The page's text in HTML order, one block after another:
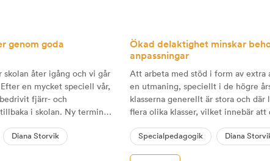
genom goda
skolan åter igång och vi går
en mycket speciell vår,
fjärr- och
i skolan. Ny termin
Diana Storvik
Ökad delaktighet minskar
anpassningar
Att arbeta med stöd i form av extra
en utmaning, speciellt i de högre
klasserna generellt är stora och där
flera olika klasser, vilket innebär
Specialpedagogik Diana